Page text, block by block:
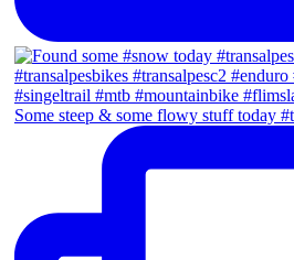
Some steep & some flowy stuff today